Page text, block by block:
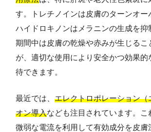
す。トレチノインは皮膚のターンオー
ハイドロキノンはメラニンの生成を抑
期間中は皮膚の乾燥や赤みが生じるこ
が、適切な使用により安全かつ効果的
待できます。
最近では、 エレクトロポレーション（
オン導入なども注目されています。こ
微弱な電流を利用して有効成分を皮膚